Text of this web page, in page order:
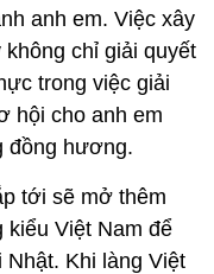
anh em. Việc xây
chỉ giải quyết
trong việc giải
hội cho anh em
đồng hương.
tới sẽ mở thêm
kiểu Việt Nam để
Khi làng Việt